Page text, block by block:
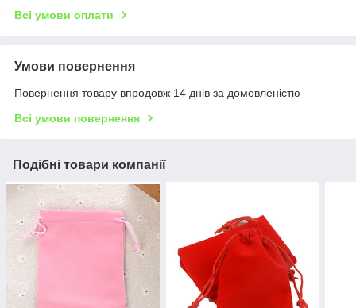
Всі умови оплати
Умови повернення
Повернення товару впродовж 14 днів за домовленістю
Всі умови повернення
Подібні товари компанії